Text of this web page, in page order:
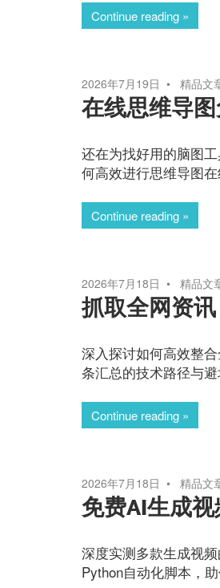
Continue reading
2026年7月19日 精品文
在线思维导
还在为找好用的脑图
何高效进行思维导图
Continue reading
2026年7月18日 精品文
抓取全网资
深入探讨如何高效整
条汇总的技术路径与避
Continue reading
2026年7月18日 精品文
免费AI生成
深度实测多款生成视
Python自动化脚本，